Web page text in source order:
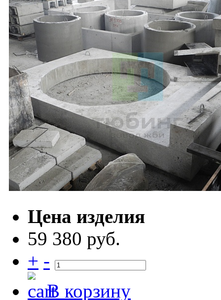
Цена изделия
59 380 руб.
+ -
В корзину